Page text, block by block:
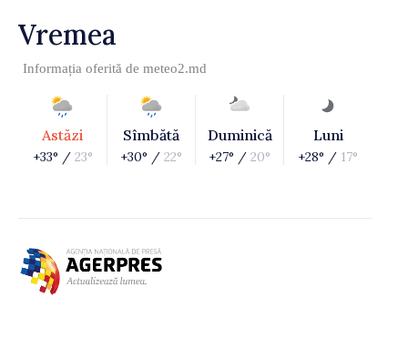
Vremea
Informația oferită de meteo2.md
Astăzi
+33° / 23°
Sîmbătă
+30° / 22°
Duminică
+27° / 20°
Luni
+28° / 17°